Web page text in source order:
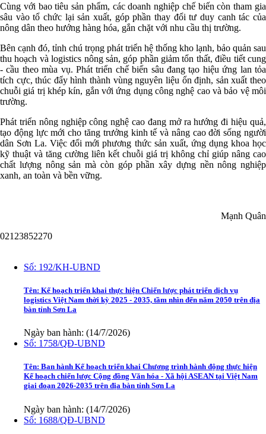
Cùng với bao tiêu sản phẩm, các doanh nghiệp chế biến còn tham gia
sâu vào tổ chức lại sản xuất, góp phần thay đổi tư duy canh tác của
nông dân theo hướng hàng hóa, gắn chặt với nhu cầu thị trường.
Bên cạnh đó, tỉnh chú trọng phát triển hệ thống kho lạnh, bảo quản sau
thu hoạch và logistics nông sản, góp phần giảm tổn thất, điều tiết cung
- cầu theo mùa vụ. Phát triển chế biến sâu đang tạo hiệu ứng lan tỏa
tích cực, thúc đẩy hình thành vùng nguyên liệu ổn định, sản xuất theo
chuỗi giá trị khép kín, gắn với ứng dụng công nghệ cao và bảo vệ môi
trường.
Phát triển nông nghiệp công nghệ cao đang mở ra hướng đi hiệu quả,
tạo động lực mới cho tăng trưởng kinh tế và nâng cao đời sống người
dân Sơn La. Việc đổi mới phương thức sản xuất, ứng dụng khoa học
kỹ thuật và tăng cường liên kết chuỗi giá trị không chỉ giúp nâng cao
chất lượng nông sản mà còn góp phần xây dựng nền nông nghiệp
xanh, an toàn và bền vững.
Mạnh Quân
02123852270
Số: 192/KH-UBND
Tên: Kế hoạch triển khai thực hiện Chiến lược phát triển dịch vụ
logistics Việt Nam thời kỳ 2025 - 2035, tầm nhìn đến năm 2050 trên địa
bàn tỉnh Sơn La
Ngày ban hành: (14/7/2026)
Số: 1758/QĐ-UBND
Tên: Ban hành Kế hoạch triển khai Chương trình hành động thực hiện
Kế hoạch chiến lược Cộng đồng Văn hóa - Xã hội ASEAN tại Việt Nam
giai đoạn 2026-2035 trên địa bàn tỉnh Sơn La
Ngày ban hành: (14/7/2026)
Số: 1688/QĐ-UBND